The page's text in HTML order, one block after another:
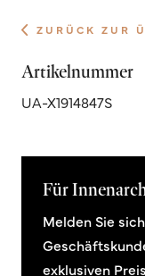
ZURÜCK ZUR
Artikelnummer
UA-X1914847S
Für
Melden Sie
exklusiven